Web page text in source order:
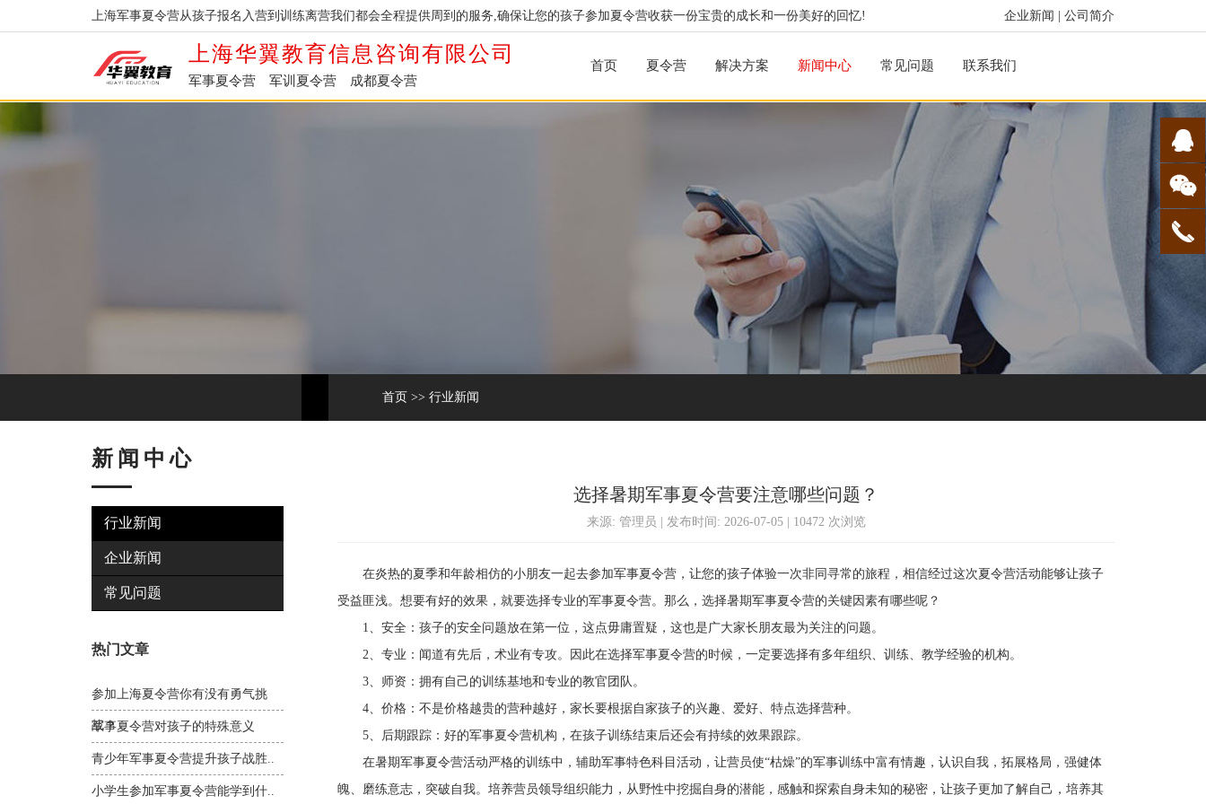
企业新闻 公司简介
上海军事夏令营从孩子报名入营到训练离营我们都会全程提供周到的服务,确保让您的孩子参加夏令营收获一份宝贵的成长和一份美好的回忆!
上海华翼教育信息咨询有限公司
军事夏令营 军训夏令营 成都夏令营
首页 夏令营 解决方案 新闻中心 常见问题 联系我们
首页 >> 行业新闻
新闻中心
行业新闻
企业新闻
常见问题
热门文章
参加上海夏令营你有没有勇气挑
战？
军事夏令营对孩子的特殊意义
青少年军事夏令营提升孩子战胜..
小学生参加军事夏令营能学到什..
选择暑期军事夏令营要注意哪些问题？
来源: 管理员 | 发布时间: 2026-07-05 | 10472 次浏览
在炎热的夏季和年龄相仿的小朋友一起去参加军事夏令营，让您的孩子体验一次非同寻常的旅程，相信经过这次夏令营活动能够让孩子
受益匪浅。想要有好的效果，就要选择专业的军事夏令营。那么，选择暑期军事夏令营的关键因素有哪些呢？
1、安全：孩子的安全问题放在第一位，这点毋庸置疑，这也是广大家长朋友最为关注的问题。
2、专业：闻道有先后，术业有专攻。因此在选择军事夏令营的时候，一定要选择有多年组织、训练、教学经验的机构。
3、师资：拥有自己的训练基地和专业的教官团队。
4、价格：不是价格越贵的营种越好，家长要根据自家孩子的兴趣、爱好、特点选择营种。
5、后期跟踪：好的军事夏令营机构，在孩子训练结束后还会有持续的效果跟踪。
在暑期军事夏令营活动严格的训练中，辅助军事特色科目活动，让营员使“枯燥”的军事训练中富有情趣，认识自我，拓展格局，强健体
魄、磨练意志，突破自我。培养营员领导组织能力，从野性中挖掘自身的潜能，感触和探索自身未知的秘密，让孩子更加了解自己，培养其